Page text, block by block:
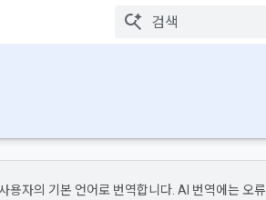
용자의 기본 언어로 번역합니다. AI 번역에는 오류